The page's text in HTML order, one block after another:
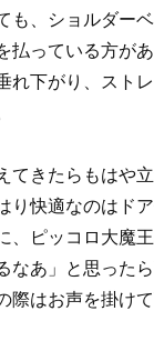
も、ショルダー
払っている方が
れ下がり、スト
てきたらもはや
り快適なのはド
、ピッコロ大魔
なあ」と思った
はお声を掛けて